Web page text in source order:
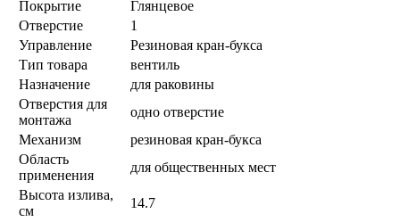
Покрытие
Глянцевое
Отверстие
1
Управление
Резиновая кран-букса
Тип товара
вентиль
Назначение
для раковины
Отверстия для
монтажа
одно отверстие
Механизм
резиновая кран-букса
Область
применения
для общественных мест
Высота излива,
см
14.7